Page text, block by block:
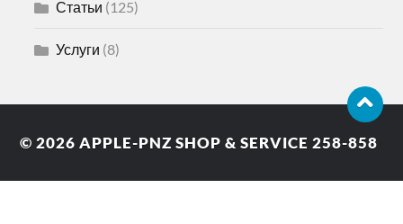
Статьи (125)
Услуги (8)
© 2026APPLE-PNZ SHOP & SERVICE 258-858